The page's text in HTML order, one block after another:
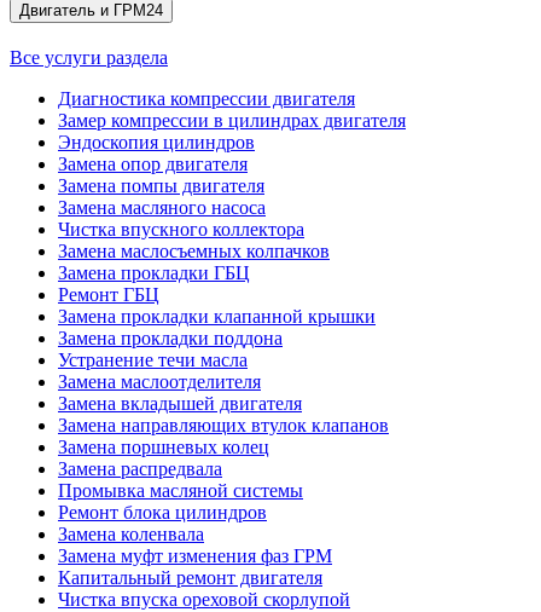
Двигатель и ГРМ24
Все услуги раздела
Диагностика компрессии двигателя
Замер компрессии в цилиндрах двигателя
Эндоскопия цилиндров
Замена опор двигателя
Замена помпы двигателя
Замена масляного насоса
Чистка впускного коллектора
Замена маслосъемных колпачков
Замена прокладки ГБЦ
Ремонт ГБЦ
Замена прокладки клапанной крышки
Замена прокладки поддона
Устранение течи масла
Замена маслоотделителя
Замена вкладышей двигателя
Замена направляющих втулок клапанов
Замена поршневых колец
Замена распредвала
Промывка масляной системы
Ремонт блока цилиндров
Замена коленвала
Замена муфт изменения фаз ГРМ
Капитальный ремонт двигателя
Чистка впуска ореховой скорлупой